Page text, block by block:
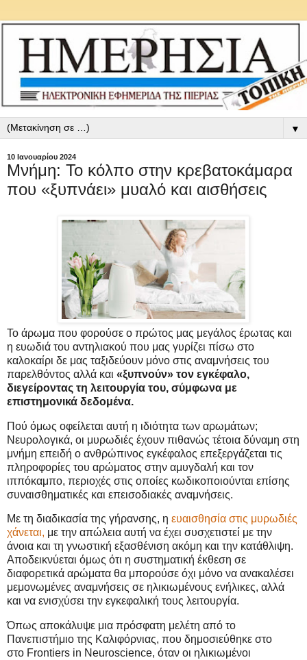
▼
10 Ιανουαρίου 2024
Μνήμη: Το κόλπο στην κρεβατοκάμαρα
που «ξυπνάει» μυαλό και αισθήσεις
Το άρωμα που φορούσε ο πρώτος μας μεγάλος έρωτας και
η ευωδιά του αντηλιακού που μας γυρίζει πίσω στο
καλοκαίρι δε μας ταξιδεύουν μόνο στις αναμνήσεις του
παρελθόντος αλλά και «ξυπνούν» τον εγκέφαλο,
διεγείροντας τη λειτουργία του, σύμφωνα με
επιστημονικά δεδομένα.
Πού όμως οφείλεται αυτή η ιδιότητα των αρωμάτων;
Νευρολογικά, οι μυρωδιές έχουν πιθανώς τέτοια δύναμη στη
μνήμη επειδή ο ανθρώπινος εγκέφαλος επεξεργάζεται τις
πληροφορίες του αρώματος στην αμυγδαλή και τον
ιππόκαμπο, περιοχές στις οποίες κωδικοποιούνται επίσης
συναισθηματικές και επεισοδιακές αναμνήσεις.
Με τη διαδικασία της γήρανσης, η ευαισθησία στις μυρωδιές
χάνεται, με την απώλεια αυτή να έχει συσχετιστεί με την
άνοια και τη γνωστική εξασθένιση ακόμη και την κατάθλιψη.
Αποδεικνύεται όμως ότι η συστηματική έκθεση σε
διαφορετικά αρώματα θα μπορούσε όχι μόνο να ανακαλέσει
μεμονωμένες αναμνήσεις σε ηλικιωμένους ενήλικες, αλλά
και να ενισχύσει την εγκεφαλική τους λειτουργία.
Όπως αποκάλυψε μια πρόσφατη μελέτη από το
Πανεπιστήμιο της Καλιφόρνιας, που δημοσιεύθηκε στο
στο Frontiers in Neuroscience, όταν οι ηλικιωμένοι